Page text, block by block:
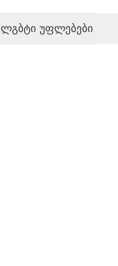
ლგბტი უფლებები